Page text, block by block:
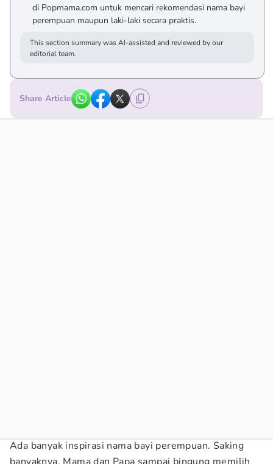
di Popmama.com untuk mencari rekomendasi nama bayi
perempuan maupun laki-laki secara praktis.
This section summary was AI-assisted and reviewed by our
editorial team.
Share Article
Ada banyak inspirasi nama bayi perempuan. Saking